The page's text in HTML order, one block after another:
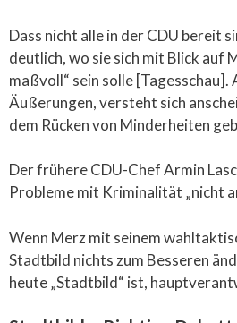
Dass nicht alle in der CDU bereit
deutlich, wo sie sich mit Blick auf
maßvoll“ sein solle
Äußerungen, versteht sich
dem Rücken von Minderheiten
Der frühere CDU-Chef Armin
Probleme mit Kriminalität „nicht
Wenn Merz mit seinem
Stadtbild nichts zum Besseren
heute „Stadtbild“ ist,